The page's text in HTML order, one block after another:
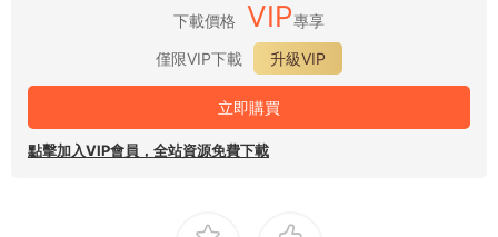
下載價格 VIP專享
僅限VIP下載
升級VIP
立即購買
點擊加入VIP會員，全站資源免費下載